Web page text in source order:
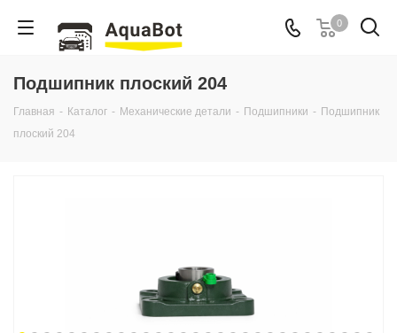
0
Подшипник плоский 204
Главная - Каталог - Механические детали - Подшипники - Подшипник
плоский 204